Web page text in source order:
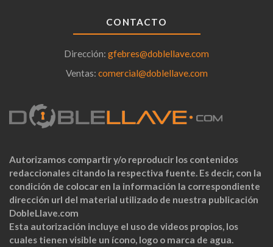
CONTACTO
Dirección: gfebres@doblellave.com
Ventas: comercial@doblellave.com
Autorizamos compartir y/o reproducir los contenidos
redaccionales citando la respectiva fuente. Es decir, con la
condición de colocar en la información la correspondiente
dirección url del material utilizado de nuestra publicación
DobleLlave.com
Esta autorización incluye el uso de videos propios, los
cuales tienen visible un ícono, logo o marca de agua.